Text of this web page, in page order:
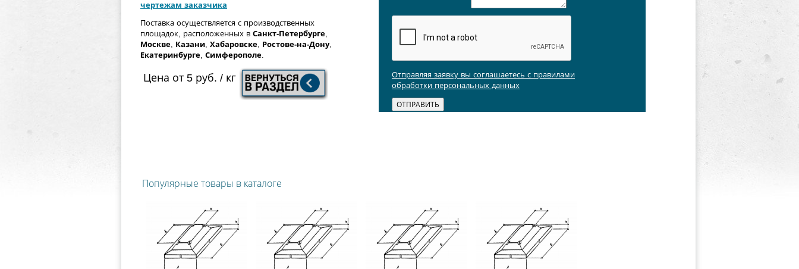
чертежам заказчика
Поставка осуществляется с производственных
площадок, расположенных в Санкт-Петербурге,
Москве, Казани, Хабаровске, Ростове-на-Дону,
Екатеринбурге, Симферополе.
Цена от 5 руб. / кг
Отправляя заявку вы соглашаетесь с правилами
обработки персональных данных
Популярные товары в каталоге